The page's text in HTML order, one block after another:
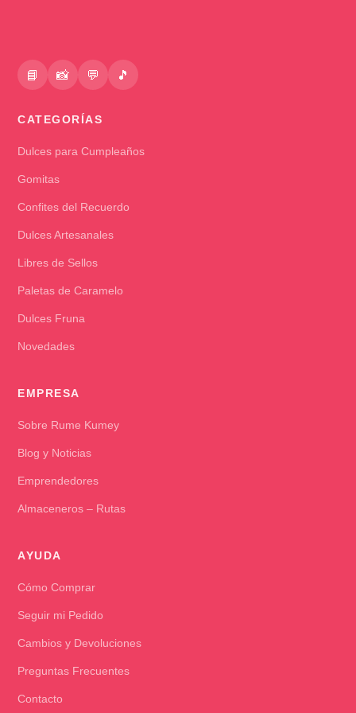
📘 📸 💬 🎵
CATEGORÍAS
Dulces para Cumpleaños
Gomitas
Confites del Recuerdo
Dulces Artesanales
Libres de Sellos
Paletas de Caramelo
Dulces Fruna
Novedades
EMPRESA
Sobre Rume Kumey
Blog y Noticias
Emprendedores
Almaceneros – Rutas
AYUDA
Cómo Comprar
Seguir mi Pedido
Cambios y Devoluciones
Preguntas Frecuentes
Contacto